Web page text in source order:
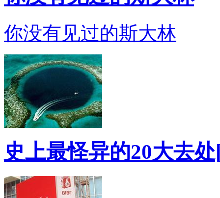
你没有见过的斯大林
史上最怪异的20大去